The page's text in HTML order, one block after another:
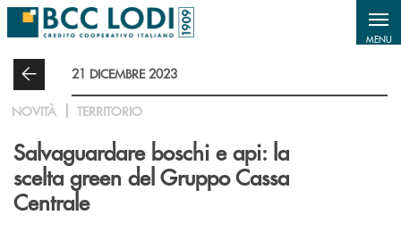
Salta al contenuto principale
MENU
21 DICEMBRE 2023
NOVITÀ TERRITORIO
Salvaguardare boschi e api: la
scelta green del Gruppo Cassa
Centrale